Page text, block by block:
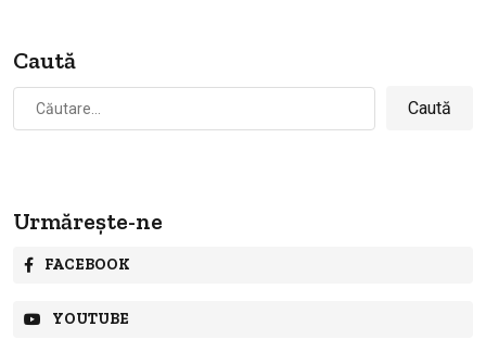
Caută
Caută
după:
Urmărește-ne
FACEBOOK
YOUTUBE